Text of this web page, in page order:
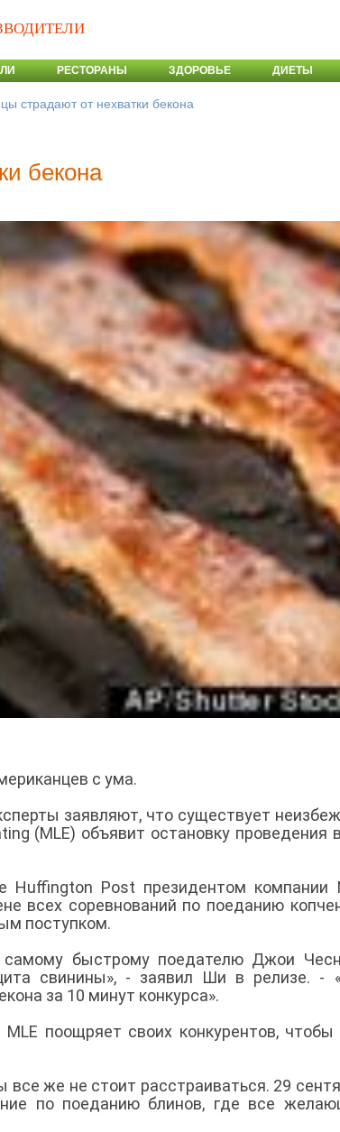
РЕСТОРАНЫ ЗДОРОВЬЕ ДИЕТЫ
страдают от нехватки бекона
бекона
с ума.
заявляют, что существует
(MLE) объявит остановку проведения
Huffington Post президентом компании
всех соревнований по поеданию
поступком.
быстрому поедателю Джои
свинины», - заявил Ши в релизе. -
за 10 минут конкурса».
поощряет своих конкурентов, чтобы
же не стоит расстраиваться. 29
по поеданию блинов, где все